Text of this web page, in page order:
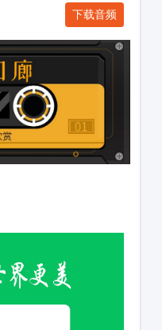
下载音频